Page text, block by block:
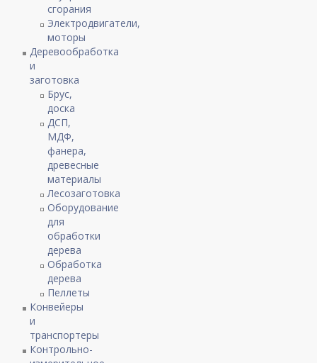
сгорания
Электродвигатели,
моторы
Деревообработка
и
заготовка
Брус,
доска
ДСП,
МДФ,
фанера,
древесные
материалы
Лесозаготовка
Оборудование
для
обработки
дерева
Обработка
дерева
Пеллеты
Конвейеры
и
транспортеры
Контрольно-